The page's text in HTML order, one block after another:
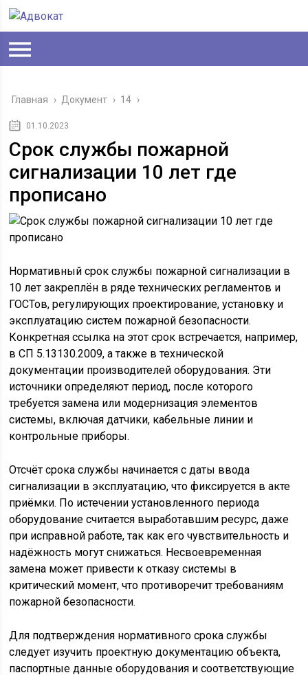
Главная › Документ › 14 ›
01.10.2023
Срок службы пожарной
сигнализации 10 лет где
прописано
Нормативный срок службы пожарной сигнализации в
10 лет закреплён в ряде технических регламентов и
ГОСТов, регулирующих проектирование, установку и
эксплуатацию систем пожарной безопасности.
Конкретная ссылка на этот срок встречается, например,
в СП 5.13130.2009, а также в технической
документации производителей оборудования. Эти
источники определяют период, после которого
требуется замена или модернизация элементов
системы, включая датчики, кабельные линии и
контрольные приборы.
Отсчёт срока службы начинается с даты ввода
сигнализации в эксплуатацию, что фиксируется в акте
приёмки. По истечении установленного периода
оборудование считается выработавшим ресурс, даже
при исправной работе, так как его чувствительность и
надёжность могут снижаться. Несвоевременная
замена может привести к отказу системы в
критический момент, что противоречит требованиям
пожарной безопасности.
Для подтверждения нормативного срока службы
следует изучить проектную документацию объекта,
паспортные данные оборудования и соответствующие